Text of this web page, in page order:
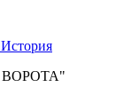
История